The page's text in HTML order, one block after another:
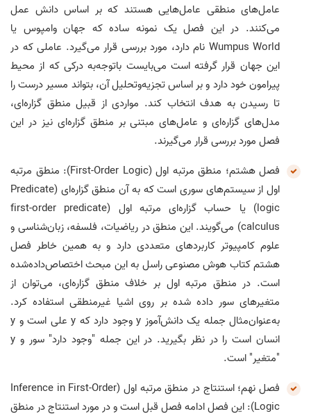
عامل‌های منطقی عامل‌هایی هستند که بر اساس دانش عمل
می‌کنند. در این فصل یک نمونه ساده که جهان وامپوس یا
Wumpus World نام دارد، مورد بررسی قرار می‌گیرد. عاملی که در
این جهان قرار گرفته است می‌بایست باتوجه‌به درکی که از محیط
پیرامون خود دارد و بر اساس تجزیه‌وتحلیل آن، بتواند مسیر درست را
تا رسیدن به هدف انتخاب کند. مواردی از قبیل منطق گزاره‌ای،
مدل‌های گزاره‌ای و عامل‌های مبتنی بر منطق گزاره‌ای نیز در این
فصل مورد بررسی قرار می‌گیرند.
فصل هشتم؛ منطق مرتبه اول (First-Order Logic): منطق مرتبه
اول از سیستم‌های سوری است که به آن منطق گزاره‌ای (Predicate
logic) یا حساب گزاره‌ای مرتبه اول (first-order predicate
calculus) می‌گویند. این منطق در ریاضیات، فلسفه، زبان‌شناسی و
علوم کامپیوتر کاربردهای متعددی دارد و به همین خاطر فصل
هشتم کتاب هوش مصنوعی راسل به این مبحث اختصاص‌داده‌شده
است. در منطق مرتبه اول بر خلاف منطق گزاره‌ای، می‌توان از
متغیرهای سور داده شده بر روی اشیا غیرمنطقی استفاده کرد.
به‌عنوان‌مثال جمله یک دانش‌آموز y وجود دارد که y علی است و y
انسان است را در نظر بگیرید. در این جمله "وجود دارد" سور و y
"متغیر" است.
فصل نهم؛ استنتاج در منطق مرتبه اول (Inference in First-Order
Logic): این فصل ادامه فصل قبل است و در مورد استنتاج در منطق